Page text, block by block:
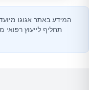
המידע באתר אגוגו
תחליף לייעוץ